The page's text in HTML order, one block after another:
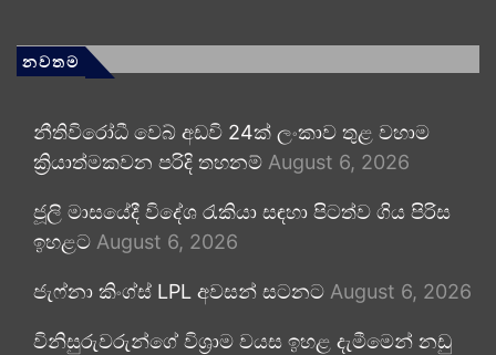
නවතම
නීතිවිරෝධී වෙබ් අඩවි 24ක් ලංකාව තුළ වහාම
ක්‍රියාත්මකවන පරිදි තහනම් August 6, 2026
ජූලි මාසයේදී විදේශ රැකියා සඳහා පිටත්ව ගිය පිරිස
ඉහළට August 6, 2026
ජැෆ්නා කිංග්ස් LPL අවසන් සටනට August 6, 2026
විනිසුරුවරුන්ගේ විශ්‍රාම වයස ඉහළ දැමීමෙන් නඩු